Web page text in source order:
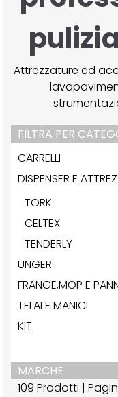
Attrezzature ed
FILTRA PER
CARRELLI
DISPENSER E
TORK
CELTEX
TENDERLY
UNGER
FRANGE,MOP E
TELAI E MANICI
KIT
MARCHE
109 Prodotti |